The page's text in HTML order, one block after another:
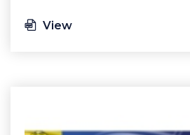
View